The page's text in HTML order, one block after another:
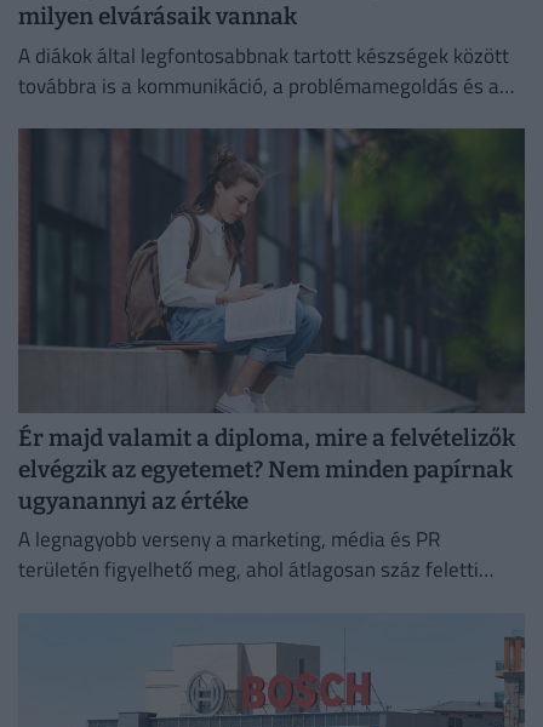
milyen elvárásaik vannak
A diákok által legfontosabbnak tartott készségek között
továbbra is a kommunikáció, a problémamegoldás és a
Ér majd valamit a diploma, mire a felvételizők
elvégzik az egyetemet? Nem minden papírnak
ugyanannyi az értéke
A legnagyobb verseny a marketing, média és PR
területén figyelhető meg, ahol átlagosan száz feletti